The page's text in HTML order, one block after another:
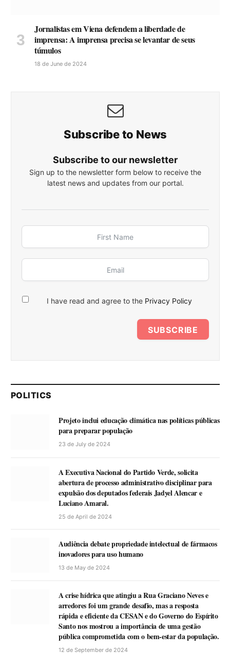
Jornalistas em Viena defendem a liberdade de
imprensa: A imprensa precisa se levantar de seus
túmulos
18 de June de 2024
Subscribe to News
Subscribe to our newsletter
Sign up to the newsletter form below to receive the
latest news and updates from our portal.
I have read and agree to the Privacy Policy
SUBSCRIBE
POLITICS
Projeto inclui educação climática nas políticas públicas
para preparar população
23 de July de 2024
A Executiva Nacional do Partido Verde, solicita
abertura de processo administrativo disciplinar para
expulsão dos deputados federais Jadyel Alencar e
Luciano Amaral.
25 de April de 2024
Audiência debate propriedade intelectual de fármacos
inovadores para uso humano
13 de May de 2024
A crise hídrica que atingiu a Rua Graciano Neves e
arredores foi um grande desafio, mas a resposta
rápida e eficiente da CESAN e do Governo do Espírito
Santo nos mostrou a importância de uma gestão
pública comprometida com o bem-estar da população.
12 de September de 2024